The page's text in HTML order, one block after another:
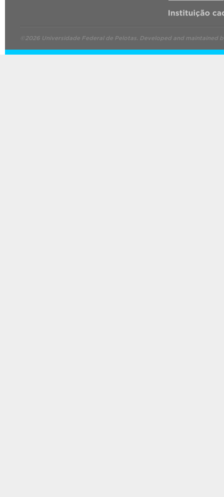
©2026 Universidade Federal de Pelotas. Developed and maintained